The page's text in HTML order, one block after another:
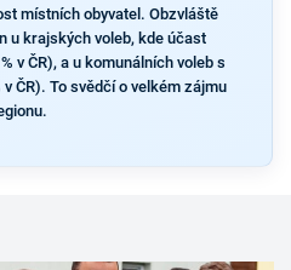
místních obyvatel. Obzvláště
u krajských voleb, kde účast
v ČR), a u komunálních voleb s
ČR). To svědčí o velkém zájmu